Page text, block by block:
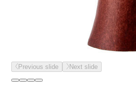
Previous slide Next slide